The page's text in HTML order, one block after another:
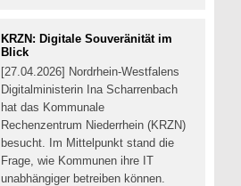
KRZN: Digitale Souveränität im
Blick
[27.04.2026] Nordrhein-Westfalens
Digitalministerin Ina Scharrenbach
hat das Kommunale
Rechenzentrum Niederrhein (KRZN)
besucht. Im Mittelpunkt stand die
Frage, wie Kommunen ihre IT
unabhängiger betreiben können.